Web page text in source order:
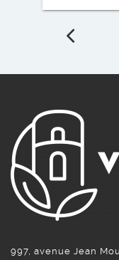
997, avenue Jean